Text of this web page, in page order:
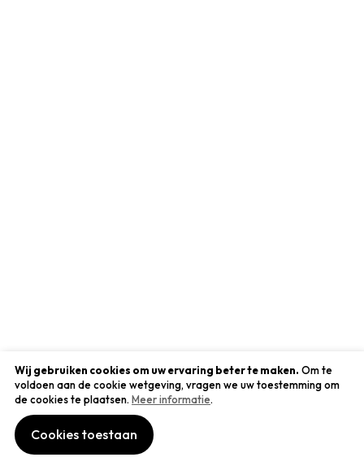
Wij gebruiken cookies om uw ervaring beter te maken. Om te
voldoen aan de cookie wetgeving, vragen we uw toestemming om
de cookies te plaatsen. Meer informatie.
Cookies toestaan
Hulp nodig?
contact
veelgestelde vragen
Over Sparkle and Shine
over Sparkle & Shine
Socials